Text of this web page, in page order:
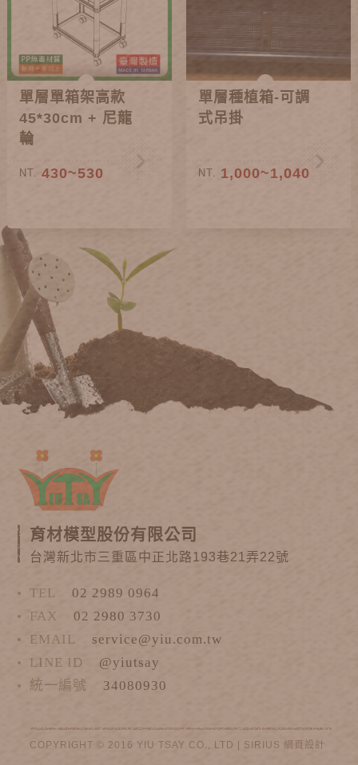
單層單箱架高款
45*30cm + 尼龍
輪
NT. 430~530
單層種植箱-可調
式吊掛
NT. 1,000~1,040
育材模型股份有限公司
台灣新北市三重區中正北路193巷21弄22號
TEL
02 2989 0964
FAX
02 2980 3730
EMAIL
service@yiu.com.tw
LINE ID
@yiutsay
統一編號
34080930
COPYRIGHT © 2016 YIU TSAY CO., LTD | SIRIUS 網頁設計